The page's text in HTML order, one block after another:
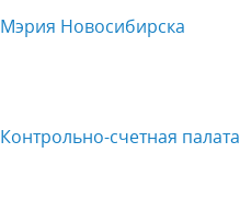
Мэрия Новосибирска
Контрольно-счетная палата